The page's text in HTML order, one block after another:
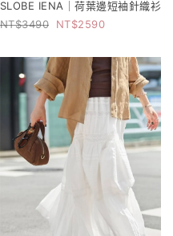
SLOBE IENA｜荷葉邊短袖針織衫
3490
2590